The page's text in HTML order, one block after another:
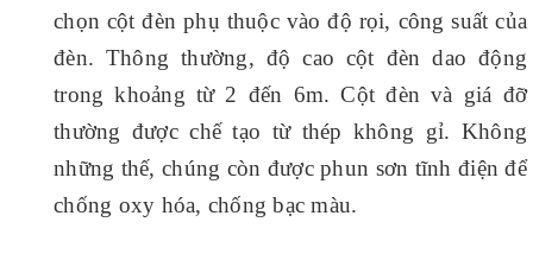
chọn cột đèn phụ thuộc vào độ rọi, công suất của
đèn. Thông thường, độ cao cột đèn dao động
trong khoảng từ 2 đến 6m. Cột đèn và giá đỡ
thường được chế tạo từ thép không gỉ. Không
những thế, chúng còn được phun sơn tĩnh điện để
chống oxy hóa, chống bạc màu.